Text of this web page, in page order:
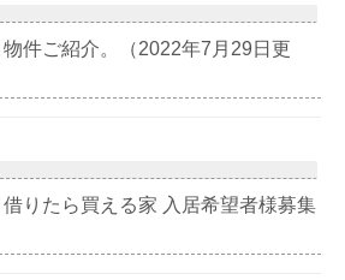
件ご紹介。（2022年7月29日更
りたら買える家 入居希望者様募集